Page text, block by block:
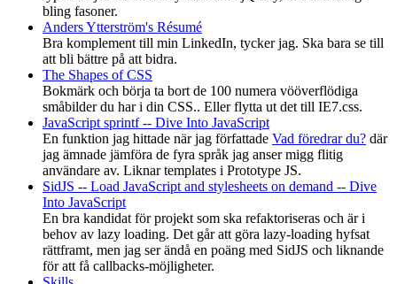
bling fasoner.
Anders Ytterström's Résumé
Bra komplement till min LinkedIn, tycker jag. Ska bara se till
att bli bättre på att bidra.
The Shapes of CSS
Bokmärk och börja ta bort de 100 numera vööverflödiga
småbilder du har i din CSS.. Eller flytta ut det till IE7.css.
JavaScript sprintf -- Dive Into JavaScript
En funktion jag hittade när jag författade Vad föredrar du? där
jag ämnade jämföra de fyra språk jag anser migg flitig
användare av. Liknar templates i Prototype JS.
SidJS -- Load JavaScript and stylesheets on demand -- Dive
Into JavaScript
En bra kandidat för projekt som ska refaktoriseras och är i
behov av lazy loading. Det går att göra lazy-loading hyfsat
rättframt, men jag ser ändå en poäng med SidJS och liknande
för att få callbacks-möjligheter.